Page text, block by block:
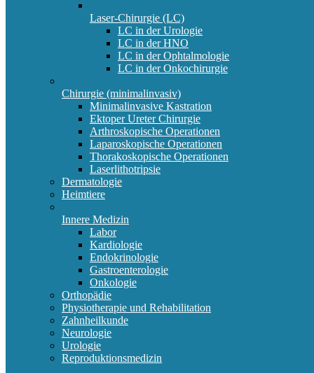
Laser-Chirurgie (LC)
LC in der Urologie
LC in der HNO
LC in der Ophtalmologie
LC in der Onkochirurgie
Chirurgie (minimalinvasiv)
Minimalinvasive Kastration
Ektoper Ureter Chirurgie
Arthroskopische Operationen
Laparoskopische Operationen
Thorakoskopische Operationen
Laserlithotripsie
Dermatologie
Heimtiere
Innere Medizin
Labor
Kardiologie
Endokrinologie
Gastroenterologie
Onkologie
Orthopädie
Physiotherapie und Rehabilitation
Zahnheilkunde
Neurologie
Urologie
Reproduktionsmedizin